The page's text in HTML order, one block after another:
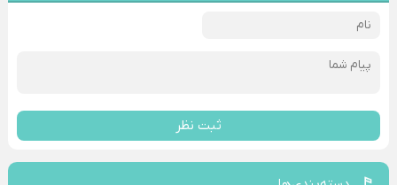
ثبت نظر